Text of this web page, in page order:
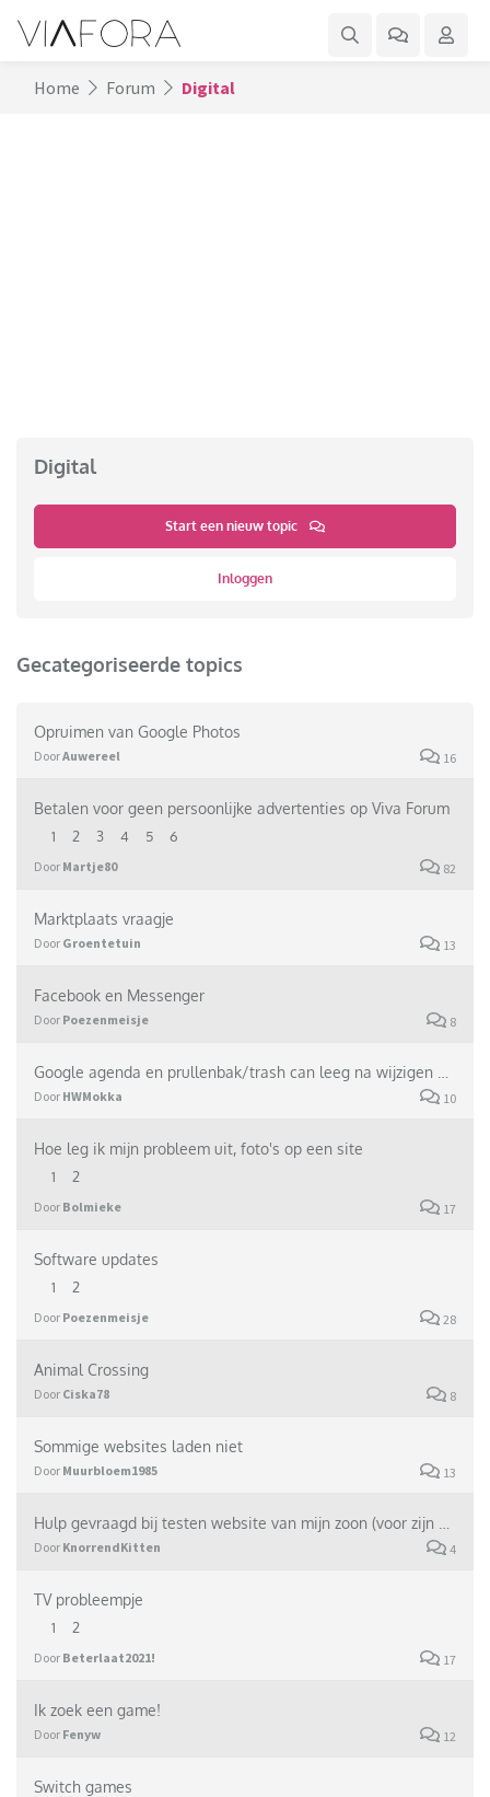
Home Forum Digital
Digital
Start een nieuw topic
Inloggen
Gecategoriseerde topics
Opruimen van Google Photos
DoorAuwereel 16
Betalen voor geen persoonlijke advertenties op Viva Forum
1 2 3 4 5 6
Door Martje80 82
Marktplaats vraagje
Door Groentetuin 13
Facebook en Messenger
Door Poezenmeisje 8
Door HWMokka 10
Hoe leg ik mijn probleem uit, foto's op een site
1 2
Door Bolmieke 17
Software updates
1 2
Door Poezenmeisje 28
Animal Crossing
Door Ciska78 8
Sommige websites laden niet
Door Muurbloem1985 13
Door KnorrendKitten 4
TV probleempje
1 2
Door Beterlaat2021! 17
Ik zoek een game!
Door Fenyw 12
Switch games